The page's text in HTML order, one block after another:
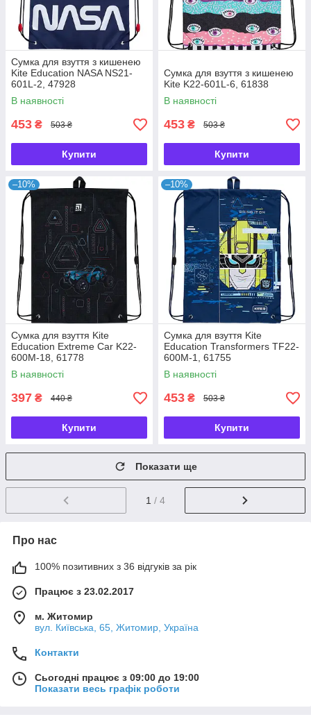
Сумка для взуття з кишенею
Kite Education NASA NS21-
601L-2, 47928
В наявності
453 ₴ 503 ₴
Купити
Сумка для взуття з кишенею
Kite K22-601L-6, 61838
В наявності
453 ₴ 503 ₴
Купити
–10%
Сумка для взуття Kite
Education Extreme Car K22-
600M-18, 61778
В наявності
397 ₴ 440 ₴
Купити
–10%
Сумка для взуття Kite
Education Transformers TF22-
600M-1, 61755
В наявності
453 ₴ 503 ₴
Купити
Показати ще
1 / 4
Про нас
100% позитивних з 36 відгуків за рік
Працює з 23.02.2017
м. Житомир
вул. Київська, 65, Житомир, Україна
Контакти
Сьогодні працює з 09:00 до 19:00
Показати весь графік роботи